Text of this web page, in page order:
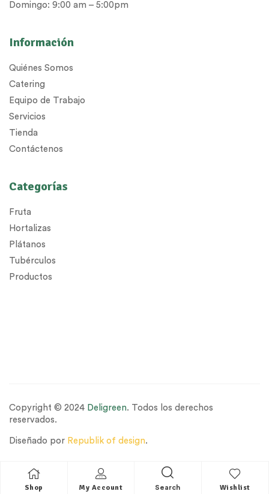
Shop My Account Search Wishlist
Información
Quiénes Somos
Catering
Equipo de Trabajo
Servicios
Tienda
Contáctenos
Categorías
Fruta
Hortalizas
Plátanos
Tubérculos
Productos
Domingo: 9:00 am – 5:00pm
Copyright © 2024 Deligreen. Todos los derechos
reservados.
Diseñado por Republik of design.